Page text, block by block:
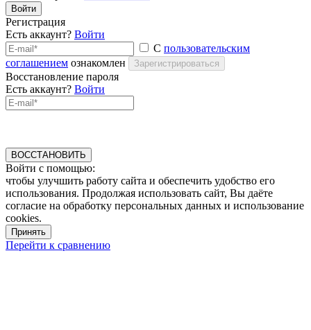
Войти
Регистрация
Есть аккаунт? Войти
С пользовательским
соглашением ознакомлен Зарегистрироваться
Восстановление пароля
Есть аккаунт? Войти
ВОССТАНОВИТЬ
Войти с помощью:
чтобы улучшить работу сайта и обеспечить удобство его
использования. Продолжая использовать сайт, Вы даёте
согласие на обработку персональных данных и использование
cookies.
Принять
Перейти к сравнению